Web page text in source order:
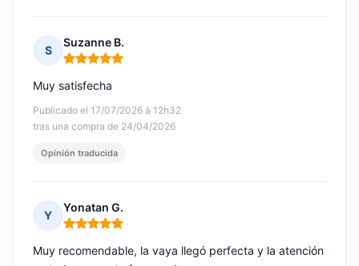
S
Suzanne B.
Nota: 5 de 5
Publicado el 17/07/2026 à 12h32
tras una compra de 24/04/2026
Muy satisfecha
Opinión traducida
Y
Yonatan G.
Nota: 5 de 5
Muy recomendable, la vaya llegó perfecta y la atención